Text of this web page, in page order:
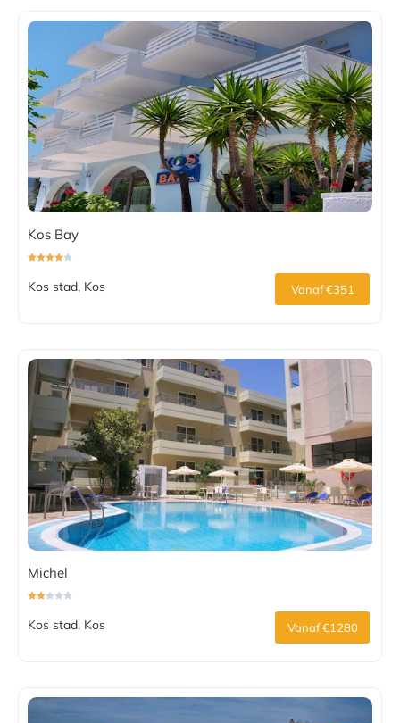
Kos Bay
Kos stad, Kos Vanaf €351
Michel
Kos stad, Kos Vanaf €1280